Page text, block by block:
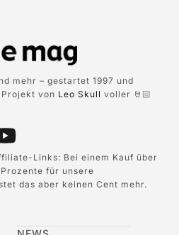
mehr – gestartet 1997 und
von Leo Skull voller 🤘🏻
Links: Bei einem Kauf über
für unsere
das aber keinen Cent mehr.